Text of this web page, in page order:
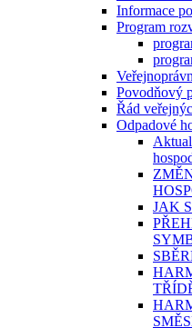
Informace
Program
Povodňový
Řád
Odpadové
JAK